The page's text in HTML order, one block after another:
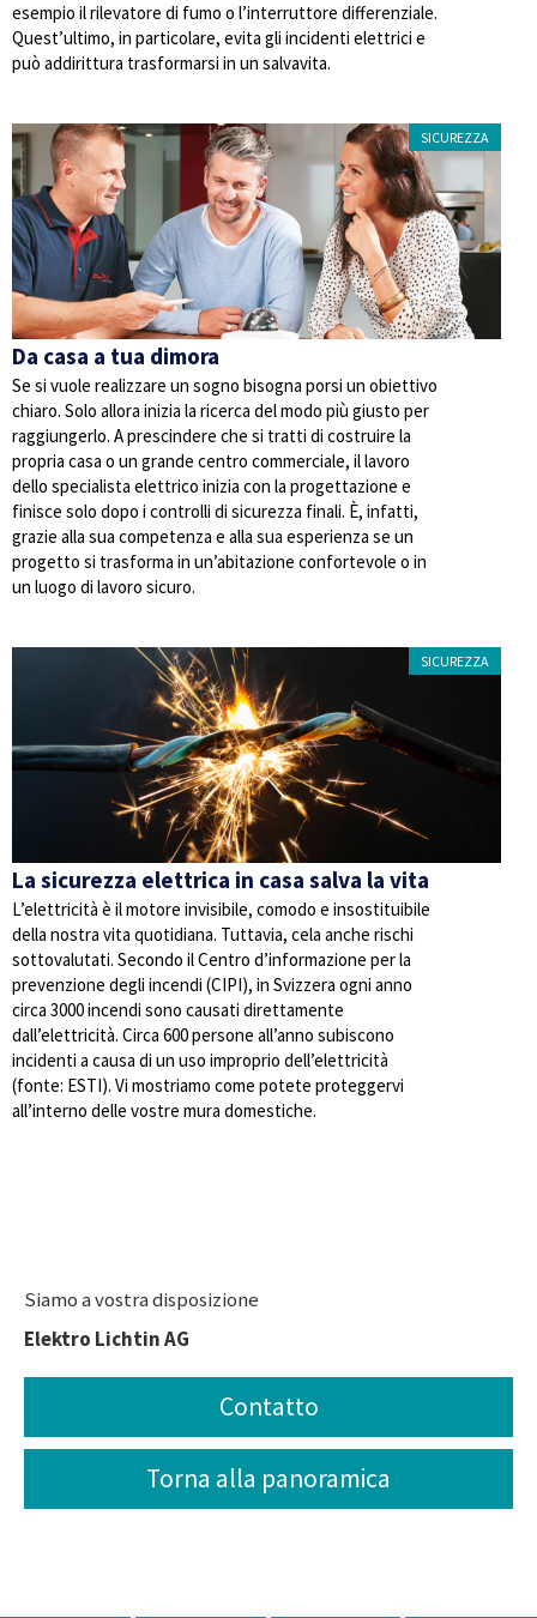
esempio il rilevatore di fumo o l’interruttore differenziale.
Quest’ultimo, in particolare, evita gli incidenti elettrici e
può addirittura trasformarsi in un salvavita.
SICUREZZA
Da casa a tua dimora
Se si vuole realizzare un sogno bisogna porsi un obiettivo
chiaro. Solo allora inizia la ricerca del modo più giusto per
raggiungerlo. A prescindere che si tratti di costruire la
propria casa o un grande centro commerciale, il lavoro
dello specialista elettrico inizia con la progettazione e
finisce solo dopo i controlli di sicurezza finali. È, infatti,
grazie alla sua competenza e alla sua esperienza se un
progetto si trasforma in un’abitazione confortevole o in
un luogo di lavoro sicuro.
SICUREZZA
La sicurezza elettrica in casa salva la vita
L’elettricità è il motore invisibile, comodo e insostituibile
della nostra vita quotidiana. Tuttavia, cela anche rischi
sottovalutati. Secondo il Centro d’informazione per la
prevenzione degli incendi (CIPI), in Svizzera ogni anno
circa 3000 incendi sono causati direttamente
dall’elettricità. Circa 600 persone all’anno subiscono
incidenti a causa di un uso improprio dell’elettricità
(fonte: ESTI). Vi mostriamo come potete proteggervi
all’interno delle vostre mura domestiche.
Siamo a vostra disposizione
Elektro Lichtin AG
Contatto
Torna alla panoramica